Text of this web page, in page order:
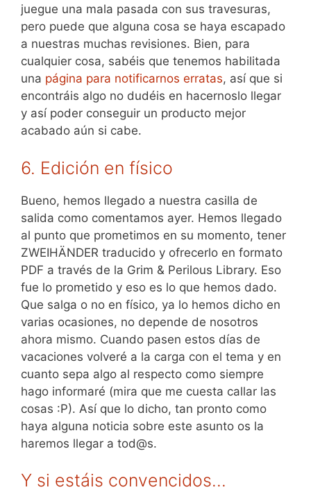
juegue una mala pasada con sus travesuras,
pero puede que alguna cosa se haya escapado
a nuestras muchas revisiones. Bien, para
cualquier cosa, sabéis que tenemos habilitada
una página para notificarnos erratas, así que si
encontráis algo no dudéis en hacernoslo llegar
y así poder conseguir un producto mejor
acabado aún si cabe.
6. Edición en físico
Bueno, hemos llegado a nuestra casilla de
salida como comentamos ayer. Hemos llegado
al punto que prometimos en su momento, tener
ZWEIHÄNDER traducido y ofrecerlo en formato
PDF a través de la Grim & Perilous Library. Eso
fue lo prometido y eso es lo que hemos dado.
Que salga o no en físico, ya lo hemos dicho en
varias ocasiones, no depende de nosotros
ahora mismo. Cuando pasen estos días de
vacaciones volveré a la carga con el tema y en
cuanto sepa algo al respecto como siempre
hago informaré (mira que me cuesta callar las
cosas :P). Así que lo dicho, tan pronto como
haya alguna noticia sobre este asunto os la
haremos llegar a tod@s.
Y si estáis convencidos…